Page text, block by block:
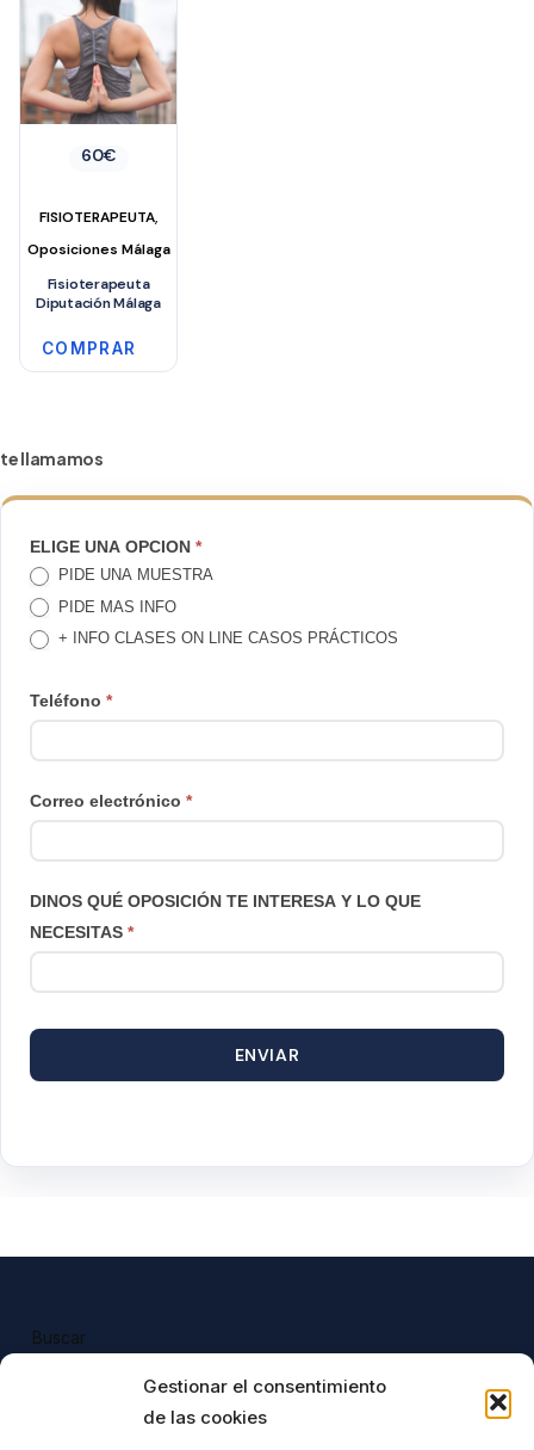
Gestionar el consentimiento
de las cookies
60€
FISIOTERAPEUTA,
Oposiciones Málaga
Fisioterapeuta
Diputación Málaga
COMPRAR
te llamamos
TE
LLAMAMOS
ELIGE UNA OPCION *
PIDE UNA MUESTRA
PIDE MAS INFO
+ INFO CLASES ON LINE CASOS PRÁCTICOS
Teléfono *
Correo electrónico *
DINOS QUÉ OPOSICIÓN TE INTERESA Y LO QUE
NECESITAS *
ENVIAR
Buscar